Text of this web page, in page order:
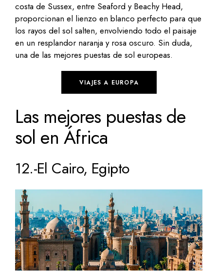
costa de Sussex, entre Seaford y Beachy Head,
proporcionan el lienzo en blanco perfecto para que
los rayos del sol salten, envolviendo todo el paisaje
en un resplandor naranja y rosa oscuro. Sin duda,
una de las mejores puestas de sol europeas.
VIAJES A EUROPA
Las mejores puestas de
sol en África
12.-El Cairo, Egipto